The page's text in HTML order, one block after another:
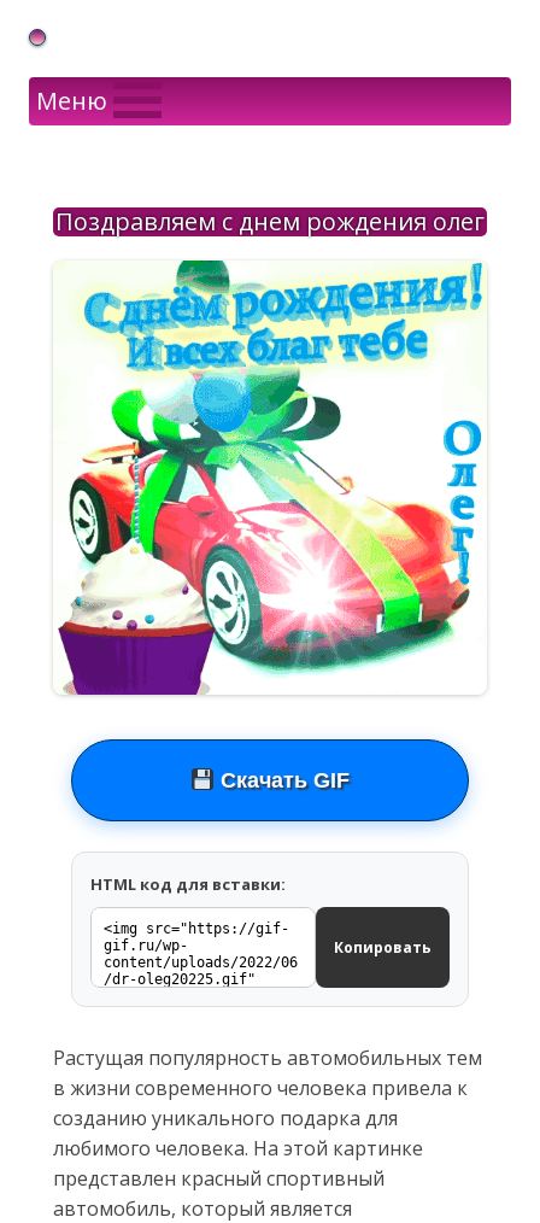
Gif Открытки в подарок
Меню
Поздравляем с днем рождения олег
Скачать GIF
HTML код для вставки:
Копировать
Растущая популярность автомобильных тем
в жизни современного человека привела к
созданию уникального подарка для
любимого человека. На этой картинке
представлен красный спортивный
автомобиль, который является